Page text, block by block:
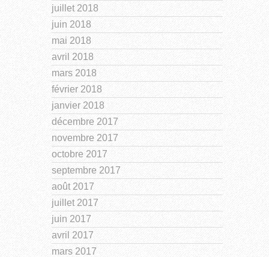
juillet 2018
juin 2018
mai 2018
avril 2018
mars 2018
février 2018
janvier 2018
décembre 2017
novembre 2017
octobre 2017
septembre 2017
août 2017
juillet 2017
juin 2017
avril 2017
mars 2017